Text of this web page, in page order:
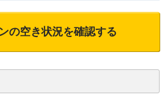
の空き状況を確認する